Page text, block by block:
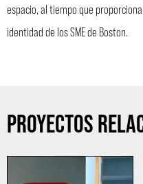
espacio, al tiempo que
identidad de los SME de Boston.
PROYECTOS